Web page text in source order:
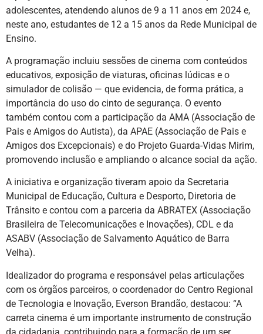
adolescentes, atendendo alunos de 9 a 11 anos em 2024 e,
neste ano, estudantes de 12 a 15 anos da Rede Municipal de
Ensino.
A programação incluiu sessões de cinema com conteúdos
educativos, exposição de viaturas, oficinas lúdicas e o
simulador de colisão — que evidencia, de forma prática, a
importância do uso do cinto de segurança. O evento
também contou com a participação da AMA (Associação de
Pais e Amigos do Autista), da APAE (Associação de Pais e
Amigos dos Excepcionais) e do Projeto Guarda-Vidas Mirim,
promovendo inclusão e ampliando o alcance social da ação.
A iniciativa e organização tiveram apoio da Secretaria
Municipal de Educação, Cultura e Desporto, Diretoria de
Trânsito e contou com a parceria da ABRATEX (Associação
Brasileira de Telecomunicações e Inovações), CDL e da
ASABV (Associação de Salvamento Aquático de Barra
Velha).
Idealizador do programa e responsável pelas articulações
com os órgãos parceiros, o coordenador do Centro Regional
de Tecnologia e Inovação, Everson Brandão, destacou: “A
carreta cinema é um importante instrumento de construção